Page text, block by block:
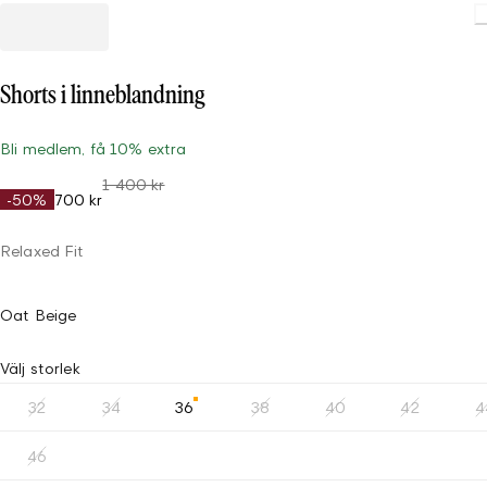
Shorts i linneblandning
Bli medlem, få 10% extra
-50% 700 kr
1 400 kr
Relaxed Fit
Oat Beige
Välj storlek
32 34 36 38 40 42
46